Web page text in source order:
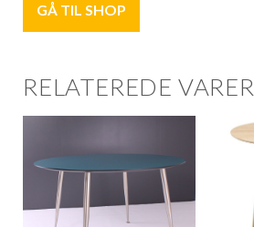
GÅ TIL SHOP
RELATEREDE VARER